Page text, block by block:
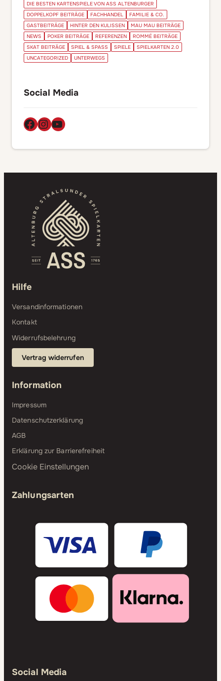
DIE BESTEN KARTENSPIELE VON ASS ALTENBURGER
DOPPELKOPF BEITRÄGE
FACHHANDEL
FAMILIE & CO.
GASTBEITRÄGE
HINTER DEN KULISSEN
MAU MAU BEITRÄGE
NEWS
POKER BEITRÄGE REFERENZEN
ROMMÉ BEITRÄGE
SKAT BEITRÄGE
SPIEL & SPASS SPIELE
SPIELKARTEN 2.0
UNCATEGORIZED
UNTERWEGS
Social Media
Facebook
Instagram
YouTube
Hilfe
Versandinformationen
Kontakt
Widerrufsbelehrung
Vertrag widerrufen
Information
Impressum
Datenschutzerklärung
AGB
Erklärung zur Barrierefreiheit
Cookie Einstellungen
Zahlungsarten
Social Media